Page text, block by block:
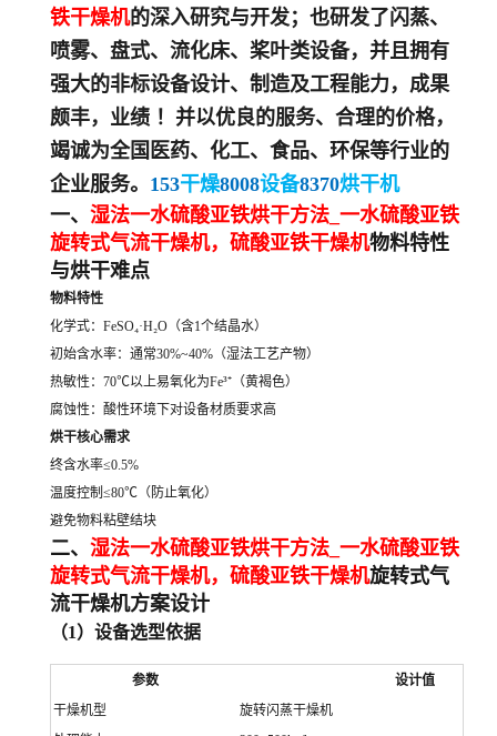
铁干燥机的深入研究与开发；也研发了闪蒸、
喷雾、盘式、流化床、桨叶类设备，并且拥有
强大的非标设备设计、制造及工程能力，成果
颇丰，业绩 ！ 并以优良的服务、合理的价格，
竭诚为全国医药、化工、食品、 环保等行业的
企业服务。 153干燥8008设备8370烘干机
一、 湿法一水硫酸亚铁烘干方法_一水硫酸亚铁
旋转式气流干燥机， 硫酸亚铁干燥机物料特性
与烘干难点
物料特性
化学式：FeSO₄·H₂O（含1个结晶水）
初始含水率：通常30%~40%（湿法工艺产物）
热敏性：70℃以上易氧化为Fe³⁺（黄褐色）
腐蚀性：酸性环境下对设备材质要求高
烘干核心需求
终含水率≤0.5%
温度控制≤80℃（防止氧化）
避免物料粘壁结块
二、 湿法一水硫酸亚铁烘干方法_一水硫酸亚铁
旋转式气流干燥机， 硫酸亚铁干燥机旋转式气
流干燥机方案设计
（1）设备选型依据
参数
设计值
干燥机型
旋转闪蒸干燥机